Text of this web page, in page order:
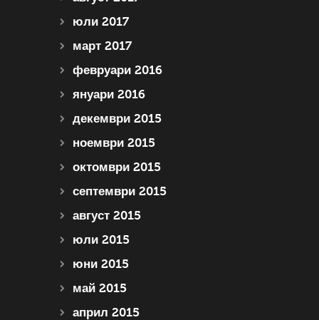
юли 2017
март 2017
февруари 2016
януари 2016
декември 2015
ноември 2015
октомври 2015
септември 2015
август 2015
юли 2015
юни 2015
май 2015
април 2015